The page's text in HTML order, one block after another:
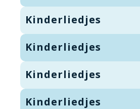
Kinderliedjes
Kinderliedjes
Kinderliedjes
Kinderliedjes